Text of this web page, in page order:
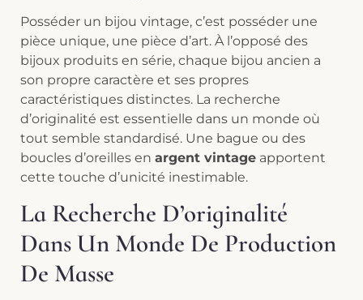
Posséder un bijou vintage, c’est posséder une
pièce unique, une pièce d’art. À l’opposé des
bijoux produits en série, chaque bijou ancien a
son propre caractère et ses propres
caractéristiques distinctes. La recherche
d’originalité est essentielle dans un monde où
tout semble standardisé. Une bague ou des
boucles d’oreilles en argent vintage apportent
cette touche d’unicité inestimable.
La Recherche D’originalité
Dans Un Monde De Production
De Masse